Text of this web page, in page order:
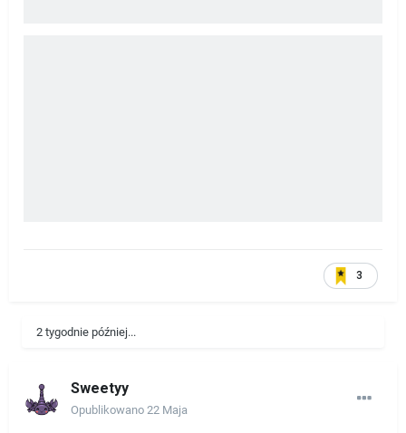
3
2 tygodnie później...
Sweetyy
Opublikowano 22 Maja